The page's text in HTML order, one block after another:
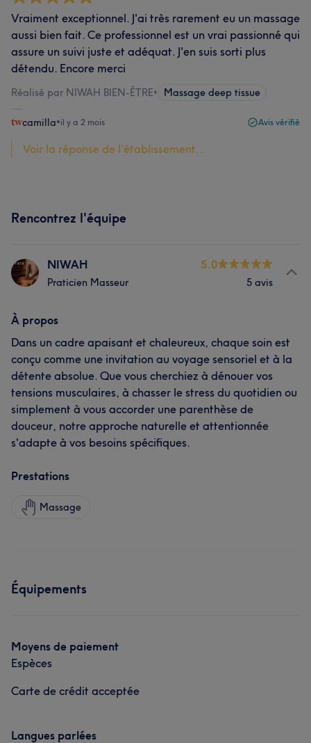
Vraiment exceptionnel. J'ai très rarement eu un massage
aussi bien fait. Ce professionnel est un vrai passionné qui
assure un suivi juste et adéquat. J'en suis sorti plus
détendu. Encore merci
Réalisé par NIWAH BIEN-ÊTRE• Massage deep tissue
camilla•il y a 2 mois Avis vérifié
Voir la réponse de l'établissement...
Rencontrez l'équipe
NIWAH
Praticien Masseur
5.0
5 avis
À propos
Dans un cadre apaisant et chaleureux, chaque soin est
conçu comme une invitation au voyage sensoriel et à la
détente absolue. Que vous cherchiez à dénouer vos
tensions musculaires, à chasser le stress du quotidien ou
simplement à vous accorder une parenthèse de
douceur, notre approche naturelle et attentionnée
s'adapte à vos besoins spécifiques.
Prestations
Massage
Équipements
Moyens de paiement
Espèces
Carte de crédit acceptée
Langues parlées